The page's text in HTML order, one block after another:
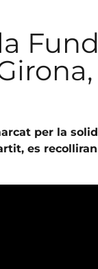
per la
es